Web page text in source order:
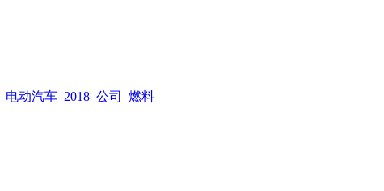
电动汽车 2018 公司 燃料